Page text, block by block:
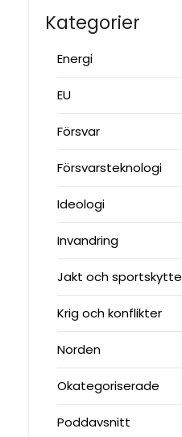
Kategorier
Energi
EU
Försvar
Försvarsteknologi
Ideologi
Invandring
Jakt och sportskytte
Krig och konflikter
Norden
Okategoriserade
Poddavsnitt